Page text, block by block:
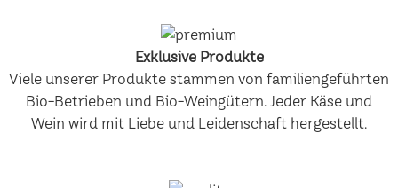
Exklusive Produkte
Viele unserer Produkte stammen von familiengeführten
Bio-Betrieben und Bio-Weingütern. Jeder Käse und
Wein wird mit Liebe und Leidenschaft hergestellt.